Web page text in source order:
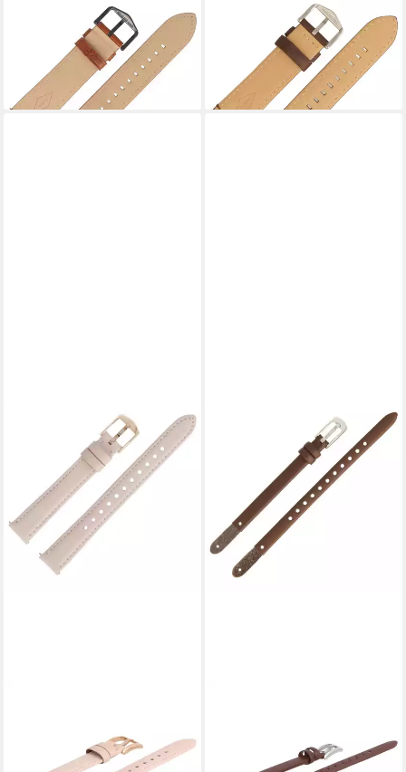
Uhrenarmband 22mm Leder
Braun FS-5305
38,99 €
lieferbar - in 2-3 Werktagen bei dir
Uhrenarmband 22mm Leder
Braun FS-4735 LB-FS4735
38,99 €
lieferbar - in 2-3 Werktagen bei dir